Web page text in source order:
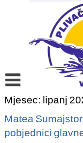
Povijest Plivačkog
Rezultati dosadašnjih
Mjesec: lipanj
Matea
pobjednici